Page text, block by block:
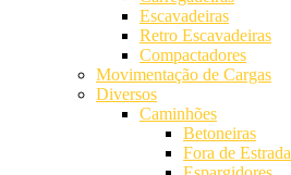
Escavadeiras
Retro Escavadeiras
Compactadores
Movimentação de Cargas
Diversos
Caminhões
Betoneiras
Fora de Estrada